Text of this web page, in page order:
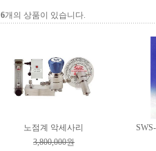
6개의 상품이 있습니다.
노점계 악세사리
3,800,000원